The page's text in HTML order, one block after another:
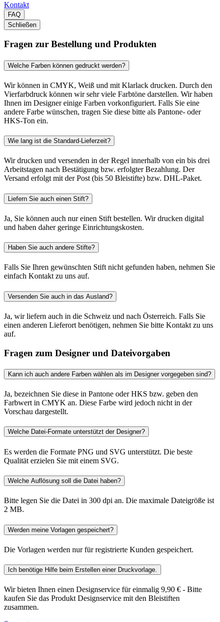
Kontakt
FAQ
Schließen
Fragen zur Bestellung und Produkten
Welche Farben können gedruckt werden?
Wir können in CMYK, Weiß und mit Klarlack drucken. Durch den
Vierfarbdruck können wir sehr viele Farbtöne darstellen. Wir haben
Ihnen im Designer einige Farben vorkonfiguriert. Falls Sie eine
andere Farbe wünschen, tragen Sie diese bitte als Pantone- oder
HKS-Ton ein.
Wie lang ist die Standard-Lieferzeit?
Wir drucken und versenden in der Regel innerhalb von ein bis drei
Arbeitstagen nach Bestätigung bzw. erfolgter Bezahlung. Der
Versand erfolgt mit der Post (bis 50 Bleistifte) bzw. DHL-Paket.
Liefern Sie auch einen Stift?
Ja, Sie können auch nur einen Stift bestellen. Wir drucken digital
und haben daher geringe Einrichtungskosten.
Haben Sie auch andere Stifte?
Falls Sie Ihren gewünschten Stift nicht gefunden haben, nehmen Sie
einfach Kontakt zu uns auf.
Versenden Sie auch in das Ausland?
Ja, wir liefern auch in die Schweiz und nach Österreich. Falls Sie
einen anderen Lieferort benötigen, nehmen Sie bitte Kontakt zu uns
auf.
Fragen zum Designer und Dateivorgaben
Kann ich auch andere Farben wählen als im Designer vorgegeben sind?
Ja, bezeichnen Sie diese in Pantone oder HKS bzw. geben den
Farbwert in CMYK an. Diese Farbe wird jedoch nicht in der
Vorschau dargestellt.
Welche Datei-Formate unterstützt der Designer?
Es werden die Formate PNG und SVG unterstützt. Die beste
Qualität erzielen Sie mit einem SVG.
Welche Auflösung soll die Datei haben?
Bitte legen Sie die Datei in 300 dpi an. Die maximale Dateigröße ist
2 MB.
Werden meine Vorlagen gespeichert?
Die Vorlagen werden nur für registrierte Kunden gespeichert.
Ich benötige Hilfe beim Erstellen einer Druckvorlage.
Wir bieten Ihnen einen Designservice für einmalig 9,90 € - Bitte
kaufen Sie das Produkt Designservice mit den Bleistiften
zusammen.